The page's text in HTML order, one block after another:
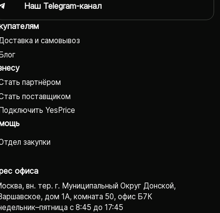
и самовывоз
партнёром
поставщиком
YesPrice
закупки
офиса
вн. тер. г. Муниципальный Округ Донской,
дом 1А, комната 50, офис Б7К
с 8:45 до 17:45
Наш Telegram-канал